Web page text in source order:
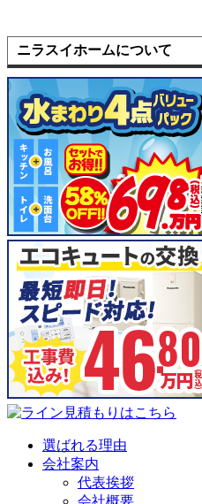
ニラスイホームについて
選ばれる理由
会社案内
代表挨拶
会社概要